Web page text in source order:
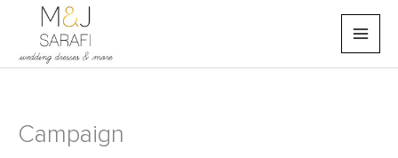
Μετάβαση
περιεχόμενο
Campaign